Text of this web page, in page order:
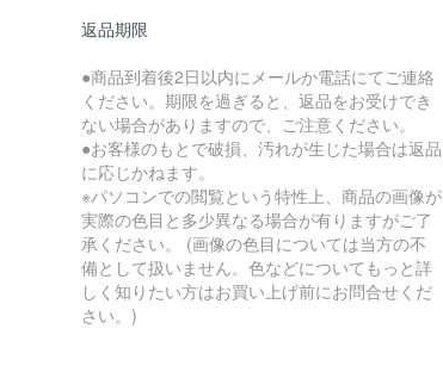
返品期限
●商品到着後2日以内にメールか電話にてご連絡
ください。期限を過ぎると、返品をお受けでき
ない場合がありますので、ご注意ください。
●お客様のもとで破損、汚れが生じた場合は返品
に応じかねます。
※パソコンでの閲覧という特性上、商品の画像が
実際の色目と多少異なる場合が有りますがご了
承ください。 (画像の色目については当方の不
備として扱いません。色などについてもっと詳
しく知りたい方はお買い上げ前にお問合せくだ
さい。)